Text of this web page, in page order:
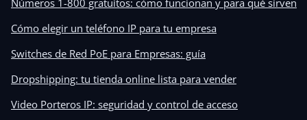
Números 1-800 gratuitos: cómo funcionan y para qué sirven
Cómo elegir un teléfono IP para tu empresa
Switches de Red PoE para Empresas: guía
Dropshipping: tu tienda online lista para vender
Video Porteros IP: seguridad y control de acceso